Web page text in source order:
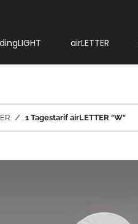
airLETTER
1 Tagestarif airLETTER "W"